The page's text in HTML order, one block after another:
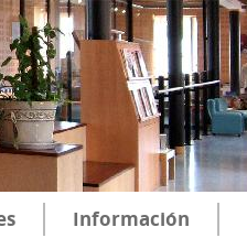
Información